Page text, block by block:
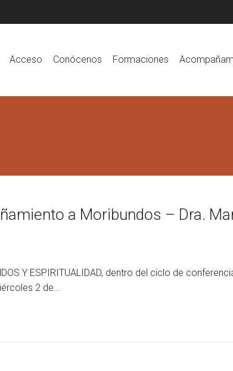
Acceso Conócenos Formaciones
a Moribundos – Dra.
Y ESPIRITUALIDAD, dentro del ciclo de
2 de...